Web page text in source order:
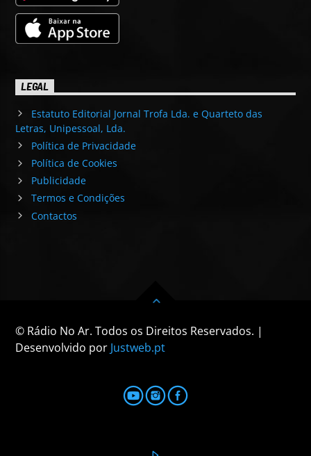
LEGAL
Estatuto Editorial Jornal Trofa Lda. e Quarteto das
Letras, Unipessoal, Lda.
Política de Privacidade
Política de Cookies
Publicidade
Termos e Condições
Contactos
© Rádio No Ar. Todos os Direitos Reservados. |
Desenvolvido por Justweb.pt